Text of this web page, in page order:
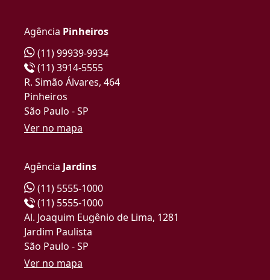
Agência Pinheiros
(11) 99939-9934
(11) 3914-5555
R. Simão Álvares, 464
Pinheiros
São Paulo - SP
Ver no mapa
Agência Jardins
(11) 5555-1000
(11) 5555-1000
Al. Joaquim Eugênio de Lima, 1281
Jardim Paulista
São Paulo - SP
Ver no mapa